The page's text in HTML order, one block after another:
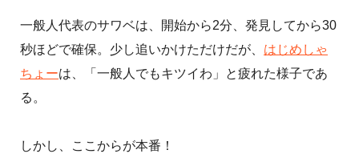
一般人代表のサワベは、開始から2分、発見してから30
秒ほどで確保。少し追いかけただけだが、 はじめしゃ
ちょーは、「一般人でもキツイわ」と疲れた様子であ
る。
しかし、ここからが本番！